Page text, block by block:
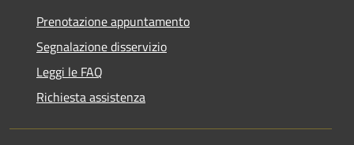
Prenotazione appuntamento
Segnalazione disservizio
Leggi le FAQ
Richiesta assistenza